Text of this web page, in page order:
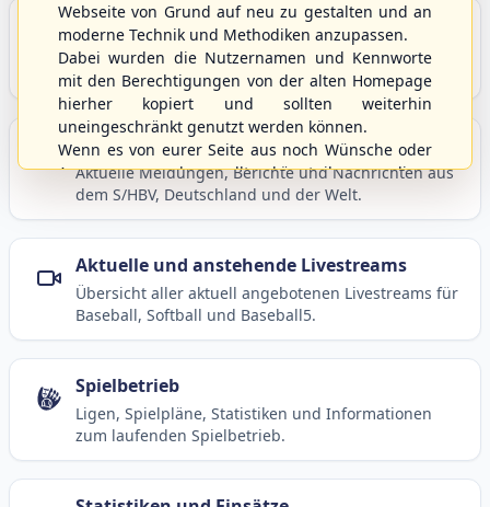
Unser Sport
Grundlagen und Hintergründe zu Baseball, Softball
und Baseball5.
Berichte und Neuigkeiten
Aktuelle Meldungen, Berichte und Nachrichten aus
dem S/HBV, Deutschland und der Welt.
Aktuelle und anstehende Livestreams
Übersicht aller aktuell angebotenen Livestreams für
Baseball, Softball und Baseball5.
Spielbetrieb
Ligen, Spielpläne, Statistiken und Informationen
zum laufenden Spielbetrieb.
Webseite von Grund auf neu zu gestalten und an
moderne Technik und Methodiken anzupassen.
Dabei wurden die Nutzernamen und Kennworte
mit den Berechtigungen von der alten Homepage
hierher kopiert und sollten weiterhin
uneingeschränkt genutzt werden können.
Wenn es von eurer Seite aus noch Wünsche oder
Anregungen geben sollte, könnt ihr uns diese
gerne an die Verbandsadresseinfo@shbvnet.de
schicken.